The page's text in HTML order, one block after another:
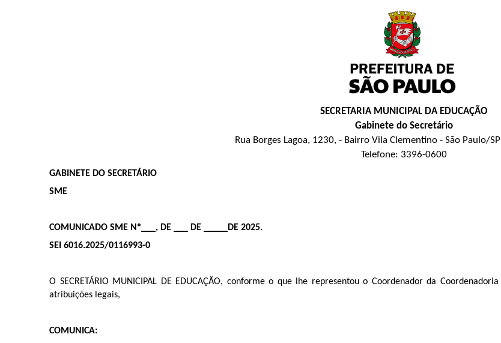
SECRETARIA MUNICIPAL DA EDUCAÇÃO
Gabinete do Secretário
Rua Borges Lagoa, 1230, - Bairro Vila Clementino - São Paulo/
Telefone: 3396-0600
GABINETE DO SECRETÁRIO
SME
COMUNICADO SME Nº___, DE ___ DE _____DE 2025.
SEI 6016.2025/0116993-0
O SECRETÁRIO MUNICIPAL DE EDUCAÇÃO, conforme o que lhe representou o Coordenador da
atribuições legais,
COMUNICA: